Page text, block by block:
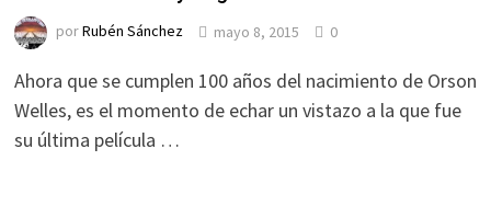
porRubén Sánchez mayo 8, 2015 0
Ahora que se cumplen 100 años del nacimiento de Orson
Welles, es el momento de echar un vistazo a la que fue
su última película …